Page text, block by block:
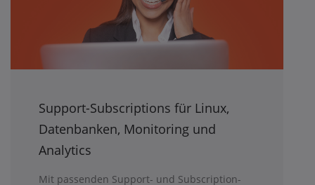
Support-Subscriptions für Linux,
Datenbanken, Monitoring und
Analytics
Mit passenden Support- und Subscription-